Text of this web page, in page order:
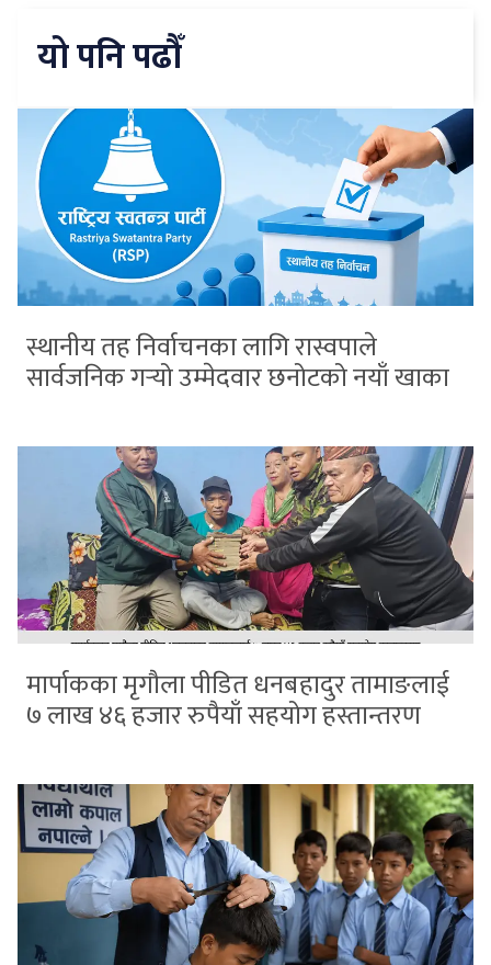
यो पनि पढौँ
स्थानीय तह निर्वाचनका लागि रास्वपाले
सार्वजनिक गर्‍यो उम्मेदवार छनोटको नयाँ खाका
मार्पाकका मृगौला पीडित धनबहादुर तामाङलाई
७ लाख ४६ हजार रुपैयाँ सहयोग हस्तान्तरण